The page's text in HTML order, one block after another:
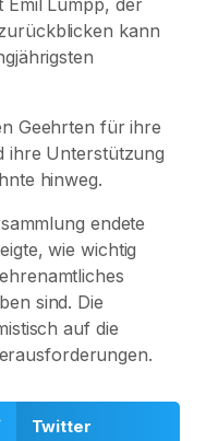
Emil Lumpp, der
kann
Geehrten für ihre
ihre Unterstützung
hinweg.
endete
wie wichtig
sind. Die
auf die
Twitter